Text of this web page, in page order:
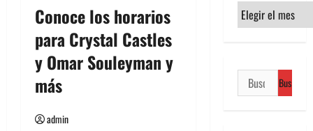
Conoce los horarios
para Crystal Castles
y Omar Souleyman y
más
admin
Archivos
Buscar: